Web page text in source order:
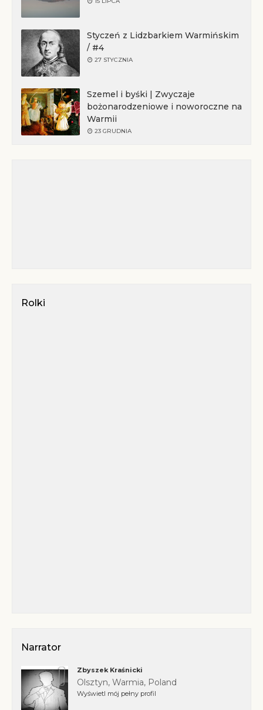
Styczeń z Lidzbarkiem Warmińskim
/ #4
27 STYCZNIA
Szemel i byśki | Zwyczaje
bożonarodzeniowe i noworoczne na
Warmii
23 GRUDNIA
Rolki
Narrator
Zbyszek Kraśnicki
Olsztyn, Warmia, Poland
Wyświetl mój pełny profil